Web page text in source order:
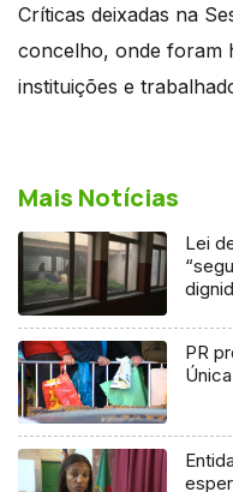
Críticas deixadas na
concelho, onde foram
instituições e
Mais Notícias
Lei
PR